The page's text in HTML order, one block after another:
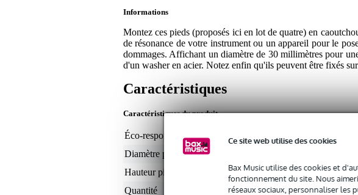
Ce site web utilise des cookies
Bax Music utilise des cookies et
fonctionnement du site. Nous
réseaux sociaux, personnaliser les
Informations
Montez ces pieds (proposés ici en lot de quatre) en
de résonance de votre instrument ou un appareil pour le
dommages. Affichant un diamètre de 30 millimètres pour
d'un washer en acier. Notez enfin qu'ils peuvent être fixés
Caractéristiques
Caractéristiques du produit
Éco-responsabilité du produit
non spécifié
Diamètre pied/patin (mm)
Hauteur pied/patin (mm)
15
Quantité
4